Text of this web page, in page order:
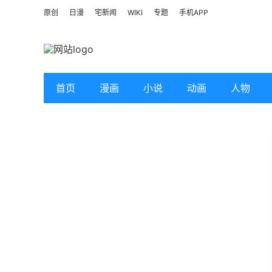
原创 日漫 宅新闻 WIKI 专题 手机APP
首页 漫画 小说 动画 人物